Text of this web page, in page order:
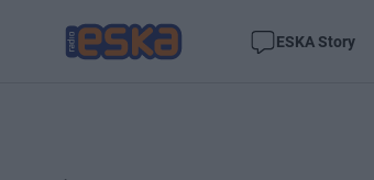
ESKA Story